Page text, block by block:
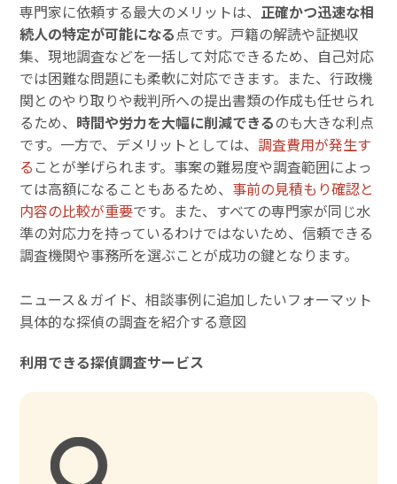
専門家に依頼する最大のメリットは、 正確かつ迅速な相
続人の特定が可能になる点です。戸籍の解読や証拠収
集、現地調査などを一括して対応できるため、自己対応
では困難な問題にも柔軟に対応できます。また、行政機
関とのやり取りや裁判所への提出書類の作成も任せられ
るため、 時間や労力を大幅に削減できるのも大きな利点
です。一方で、デメリットとしては、調査費用が発生す
る ことが挙げられます。事案の難易度や調査範囲によっ
ては高額になることもあるため、 事前の見積もり確認と
内容の比較が重要です。また、すべての専門家が同じ水
準の対応力を持っているわけではないため、信頼できる
調査機関や事務所を選ぶことが成功の鍵となります。
ニュース＆ガイド、相談事例に追加したいフォーマット
具体的な探偵の調査を紹介する意図
利用できる探偵調査サービス